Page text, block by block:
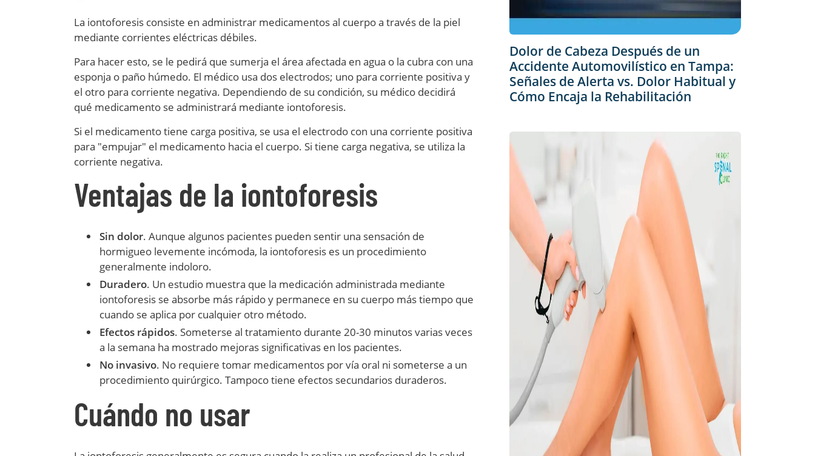
La iontoforesis consiste en administrar medicamentos al cuerpo a través de la piel
mediante corrientes eléctricas débiles.
Para hacer esto, se le pedirá que sumerja el área afectada en agua o la cubra con una
esponja o paño húmedo. El médico usa dos electrodos; uno para corriente positiva y
el otro para corriente negativa. Dependiendo de su condición, su médico decidirá
qué medicamento se administrará mediante iontoforesis.
Si el medicamento tiene carga positiva, se usa el electrodo con una corriente positiva
para "empujar" el medicamento hacia el cuerpo. Si tiene carga negativa, se utiliza la
corriente negativa.
Ventajas de la iontoforesis
Sin dolor. Aunque algunos pacientes pueden sentir una sensación de
hormigueo levemente incómoda, la iontoforesis es un procedimiento
generalmente indoloro.
Duradero. Un estudio muestra que la medicación administrada mediante
iontoforesis se absorbe más rápido y permanece en su cuerpo más tiempo que
cuando se aplica por cualquier otro método.
Efectos rápidos. Someterse al tratamiento durante 20-30 minutos varias veces
a la semana ha mostrado mejoras significativas en los pacientes.
No invasivo. No requiere tomar medicamentos por vía oral ni someterse a un
procedimiento quirúrgico. Tampoco tiene efectos secundarios duraderos.
Cuándo no usar
Dolor de Cabeza Después de un
Accidente Automovilístico en Tampa:
Señales de Alerta vs. Dolor Habitual y
Cómo Encaja la Rehabilitación